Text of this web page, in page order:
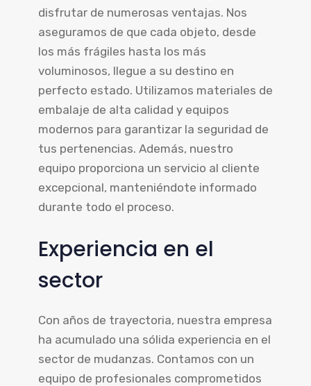
disfrutar de numerosas ventajas. Nos
aseguramos de que cada objeto, desde
los más frágiles hasta los más
voluminosos, llegue a su destino en
perfecto estado. Utilizamos materiales de
embalaje de alta calidad y equipos
modernos para garantizar la seguridad de
tus pertenencias. Además, nuestro
equipo proporciona un servicio al cliente
excepcional, manteniéndote informado
durante todo el proceso.
Experiencia en el
sector
Con años de trayectoria, nuestra empresa
ha acumulado una sólida experiencia en el
sector de mudanzas. Contamos con un
equipo de profesionales comprometidos